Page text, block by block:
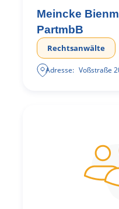
Meincke
PartmbB
Rechtsanwälte
Adresse: Voßstraße